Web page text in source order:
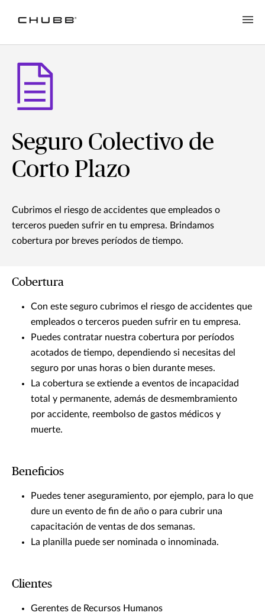
Seguro Colectivo de
Corto Plazo
Cubrimos el riesgo de accidentes que empleados o
terceros pueden sufrir en tu empresa. Brindamos
cobertura por breves períodos de tiempo.
Cobertura
Con este seguro cubrimos el riesgo de accidentes que
empleados o terceros pueden sufrir en tu empresa.
Puedes contratar nuestra cobertura por períodos
acotados de tiempo, dependiendo si necesitas del
seguro por unas horas o bien durante meses.
La cobertura se extiende a eventos de incapacidad
total y permanente, además de desmembramiento
por accidente, reembolso de gastos médicos y
muerte.
Beneficios
Puedes tener aseguramiento, por ejemplo, para lo que
dure un evento de fin de año o para cubrir una
capacitación de ventas de dos semanas.
La planilla puede ser nominada o innominada.
Clientes
Gerentes de Recursos Humanos